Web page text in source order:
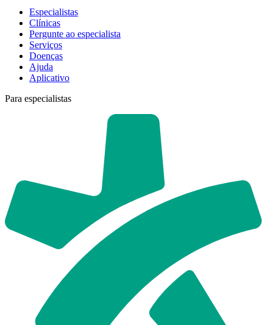
Especialistas
Clínicas
Pergunte ao especialista
Serviços
Doenças
Ajuda
Aplicativo
Para especialistas